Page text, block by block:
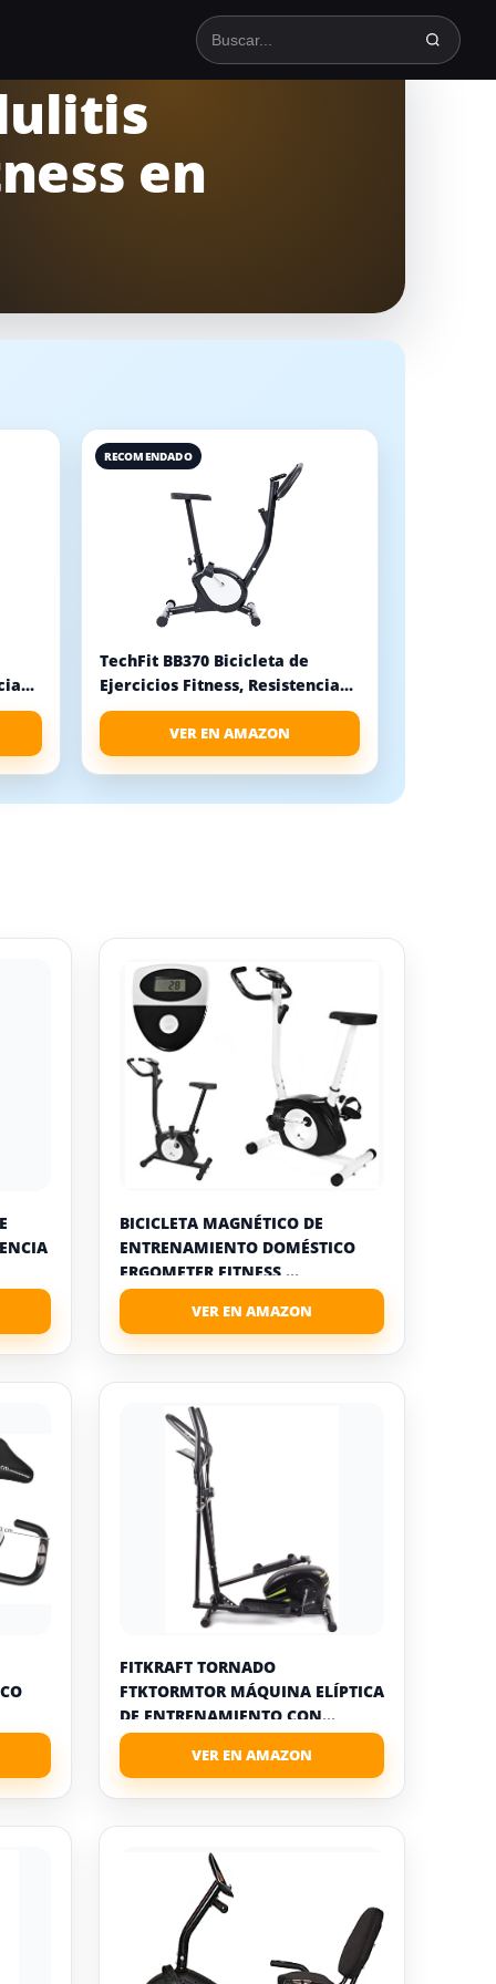
Buscar en TodoSpinning
en
RECOMENDADO
TechFit BB370 Bicicleta de
Ejercicios Fitness, Resistencia...
VER EN AMAZON
BICICLETA MAGNÉTICO DE
ENTRENAMIENTO DOMÉSTICO
ERGOMETER FITNESS ...
FITKRAFT TORNADO
FTKTORMTOR MÁQUINA ELÍPTICA
DE ENTRENAMIENTO CON...